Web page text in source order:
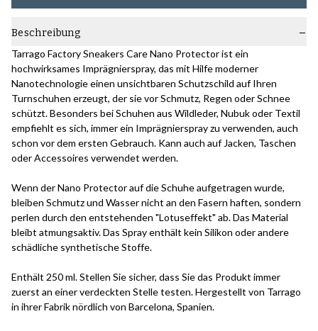
Beschreibung
Tarrago Factory Sneakers Care Nano Protector ist ein
hochwirksames Imprägnierspray, das mit Hilfe moderner
Nanotechnologie einen unsichtbaren Schutzschild auf Ihren
Turnschuhen erzeugt, der sie vor Schmutz, Regen oder Schnee
schützt. Besonders bei Schuhen aus Wildleder, Nubuk oder Textil
empfiehlt es sich, immer ein Imprägnierspray zu verwenden, auch
schon vor dem ersten Gebrauch. Kann auch auf Jacken, Taschen
oder Accessoires verwendet werden.
Wenn der Nano Protector auf die Schuhe aufgetragen wurde,
bleiben Schmutz und Wasser nicht an den Fasern haften, sondern
perlen durch den entstehenden "Lotuseffekt" ab. Das Material
bleibt atmungsaktiv. Das Spray enthält kein Silikon oder andere
schädliche synthetische Stoffe.
Enthält 250 ml. Stellen Sie sicher, dass Sie das Produkt immer
zuerst an einer verdeckten Stelle testen. Hergestellt von Tarrago
in ihrer Fabrik nördlich von Barcelona, Spanien.